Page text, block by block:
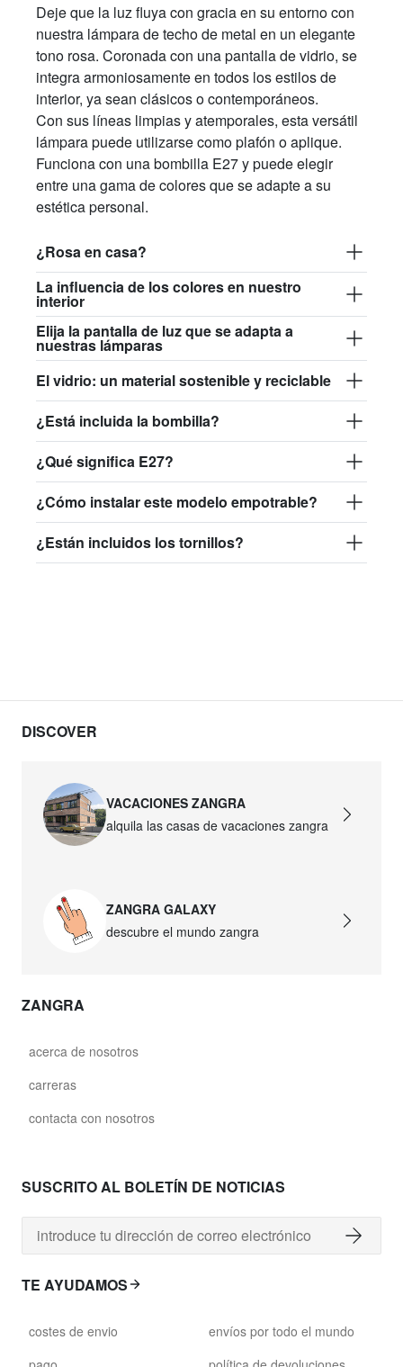
Deje que la luz fluya con gracia en su entorno con
nuestra lámpara de techo de metal en un elegante
tono rosa. Coronada con una pantalla de vidrio, se
integra armoniosamente en todos los estilos de
interior, ya sean clásicos o contemporáneos.
Con sus líneas limpias y atemporales, esta versátil
lámpara puede utilizarse como plafón o aplique.
Funciona con una bombilla E27 y puede elegir
entre una gama de colores que se adapte a su
estética personal.
¿Rosa en casa?
La influencia de los colores en nuestro
interior
Elija la pantalla de luz que se adapta a
nuestras lámparas
El vidrio: un material sostenible y reciclable
¿Está incluida la bombilla?
¿Qué significa E27?
¿Cómo instalar este modelo empotrable?
¿Están incluidos los tornillos?
DISCOVER
VACACIONES ZANGRA
alquila las casas de vacaciones zangra
ZANGRA GALAXY
descubre el mundo zangra
ZANGRA
acerca de nosotros
carreras
contacta con nosotros
SUSCRITO AL BOLETÍN DE NOTICIAS
TE AYUDAMOS
costes de envio
envíos por todo el mundo